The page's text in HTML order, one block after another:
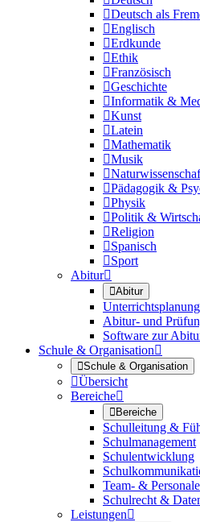
Deutsch als
Englisch
Erdkunde
Ethik
Französisch
Geschichte
Informatik &
Kunst
Latein
Mathematik
Musik

Pädagogik &
Physik
Politik &
Religion
Spanisch
Sport
Abitur
Abitur
Abitur- und
Software zur
Schule & Organisation
Schule & Organisation
Übersicht
Bereiche
Bereiche
Schulleitung &
Schulmanagement
Schulentwicklung
Team- &
Schulrecht &
Leistungen